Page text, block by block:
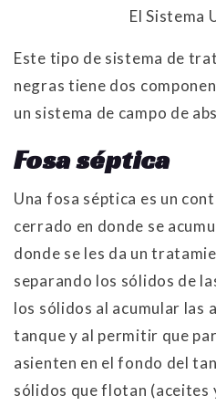
El Sistema
Este tipo de sistema de
negras tiene dos
un sistema de campo de
Fosa séptica
Una fosa séptica es un
cerrado en donde se
donde se les da un
separando los sólidos de
los sólidos al acumular las
tanque y al permitir que
asienten en el fondo del
sólidos que flotan (aceites